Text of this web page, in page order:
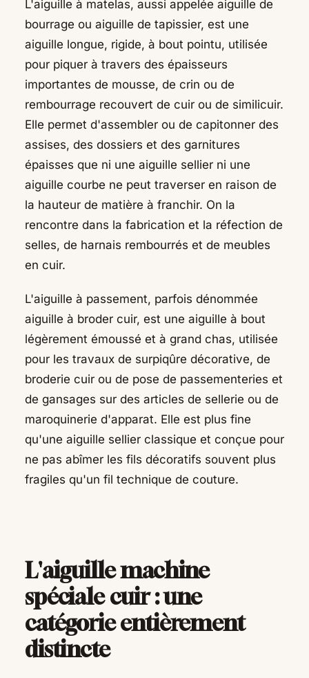
L'aiguille à matelas, aussi appelée aiguille de
bourrage ou aiguille de tapissier, est une
aiguille longue, rigide, à bout pointu, utilisée
pour piquer à travers des épaisseurs
importantes de mousse, de crin ou de
rembourrage recouvert de cuir ou de similicuir.
Elle permet d'assembler ou de capitonner des
assises, des dossiers et des garnitures
épaisses que ni une aiguille sellier ni une
aiguille courbe ne peut traverser en raison de
la hauteur de matière à franchir. On la
rencontre dans la fabrication et la réfection de
selles, de harnais rembourrés et de meubles
en cuir.
L'aiguille à passement, parfois dénommée
aiguille à broder cuir, est une aiguille à bout
légèrement émoussé et à grand chas, utilisée
pour les travaux de surpiqûre décorative, de
broderie cuir ou de pose de passementeries et
de gansages sur des articles de sellerie ou de
maroquinerie d'apparat. Elle est plus fine
qu'une aiguille sellier classique et conçue pour
ne pas abîmer les fils décoratifs souvent plus
fragiles qu'un fil technique de couture.
L'aiguille machine
spéciale cuir : une
catégorie entièrement
distincte